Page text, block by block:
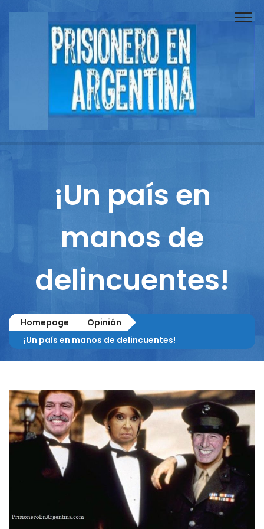
Buscador
Documentos
Reportajes¡Un país en
manos de
delincuentes!
Homepage
Opinión
¡Un país en manos de delincuentes!